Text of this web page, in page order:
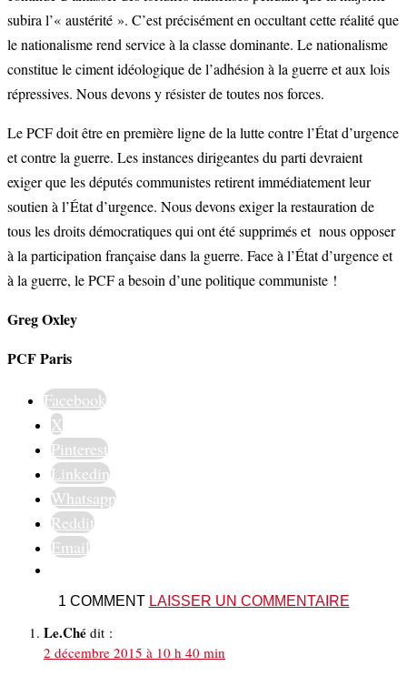
subira l’« austérité ». C’est précisément en occultant cette réalité que
le nationalisme rend service à la classe dominante. Le nationalisme
constitue le ciment idéologique de l’adhésion à la guerre et aux lois
répressives. Nous devons y résister de toutes nos forces.
Le PCF doit être en première ligne de la lutte contre l’État d’urgence
et contre la guerre. Les instances dirigeantes du parti devraient
exiger que les députés communistes retirent immédiatement leur
soutien à l’État d’urgence. Nous devons exiger la restauration de
tous les droits démocratiques qui ont été supprimés et nous opposer
à la participation française dans la guerre. Face à l’État d’urgence et
à la guerre, le PCF a besoin d’une politique communiste !
Greg Oxley
PCF Paris
Facebook
X
Pinterest
Linkedin
Whatsapp
Reddit
Email
1 COMMENT LAISSER UN COMMENTAIRE
Le.Ché dit :
2 décembre 2015 à 10 h 40 min